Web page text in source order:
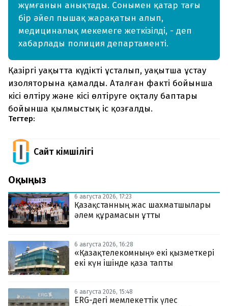
жұмғанын анықтады. Сонымен қатар тағы
бір әйел пышақ жарақатын алып,
медициналық мекемеге жеткізілді, - деп
хабарлады полиция департаменті.
Қазіргі уақытта күдікті ұсталып, уақытша ұстау
изоляторына қамалды. Аталған факті бойынша
кісі өлтіру және кісі өлтіруге оқталу баптары
бойынша қылмыстық іс қозғалды.
Тегтер:
Сайт Әкімшілігі
Оқыңыз
6 августа 2026, 17:23
Қазақстанның жас шахматшылары
әлем құрамасын ұтты
6 августа 2026, 16:28
«Қазақтелекомның» екі қызметкері
екі күн ішінде қаза тапты
6 августа 2026, 15:48
ERG-дегі мемлекеттік үлес